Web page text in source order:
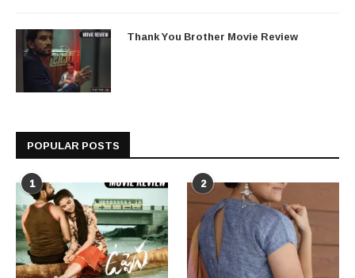
Thank You Brother Movie Review
POPULAR POSTS
1 2